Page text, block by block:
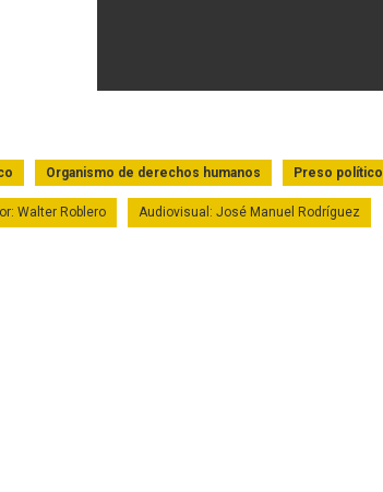
Organismo de derechos humanos Preso político
Walter Roblero Audiovisual: José Manuel Rodríguez